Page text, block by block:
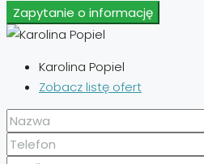
Zapytanie o informację
Karolina Popiel
Zobacz listę ofert